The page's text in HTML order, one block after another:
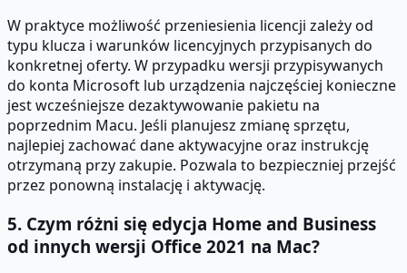
W praktyce możliwość przeniesienia licencji zależy od
typu klucza i warunków licencyjnych przypisanych do
konkretnej oferty. W przypadku wersji przypisywanych
do konta Microsoft lub urządzenia najczęściej konieczne
jest wcześniejsze dezaktywowanie pakietu na
poprzednim Macu. Jeśli planujesz zmianę sprzętu,
najlepiej zachować dane aktywacyjne oraz instrukcję
otrzymaną przy zakupie. Pozwala to bezpieczniej przejść
przez ponowną instalację i aktywację.
5. Czym różni się edycja Home and Business
od innych wersji Office 2021 na Mac?